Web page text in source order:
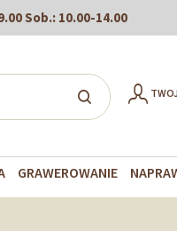
Sob.: 10.00-14.00
GRAWEROWANIE